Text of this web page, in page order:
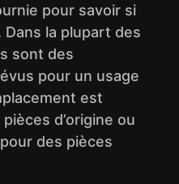
pour savoir si
la plupart des
sont des
pour un usage
est
d’origine ou
des pièces